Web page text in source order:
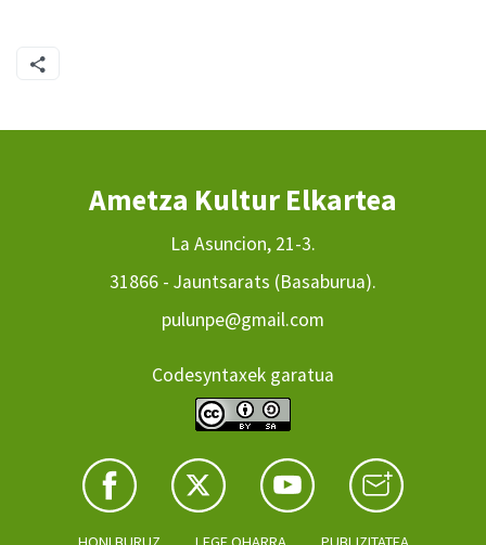
Ametza Kultur Elkartea
La Asuncion, 21-3.
31866 - Jauntsarats (Basaburua).
pulunpe@gmail.com
Codesyntaxek garatua